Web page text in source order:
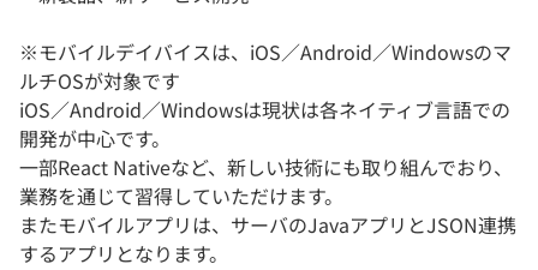
※モバイルデイバイスは、iOS／Android／Windowsのマ
ルチOSが対象です
iOS／Android／Windowsは現状は各ネイティブ言語での
開発が中心です。
一部React Nativeなど、新しい技術にも取り組んでおり、
業務を通じて習得していただけます。
またモバイルアプリは、サーバのJavaアプリとJSON連携
するアプリとなります。